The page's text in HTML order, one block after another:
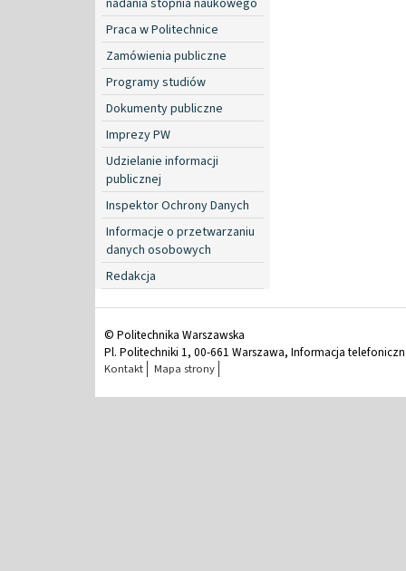
Praca w Politechnice
Zamówienia publiczne
Programy studiów
Dokumenty publiczne
Imprezy PW
Udzielanie informacji
publicznej
Inspektor Ochrony Danych
Informacje o przetwarzaniu
danych osobowych
Redakcja
© Politechnika Warszawska
Pl. Politechniki 1, 00-661 Warszawa, Informacja
Kontakt Mapa strony